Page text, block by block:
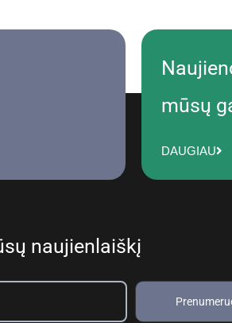
mūsų
DAUGIAU
naujienlaiškį